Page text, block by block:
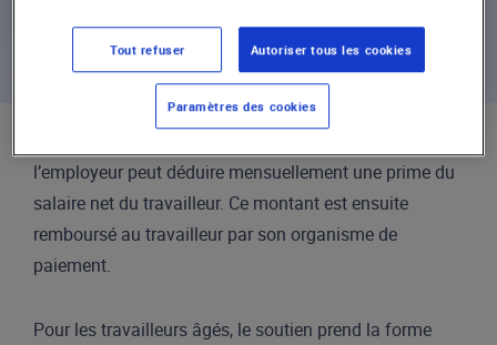
l’employeur peut déduire mensuellement une prime du
salaire net du travailleur. Ce montant est ensuite
remboursé au travailleur par son organisme de
paiement.
Pour les travailleurs âgés, le soutien prend la forme
Tout refuser Autoriser tous les cookies
Paramètres des cookies